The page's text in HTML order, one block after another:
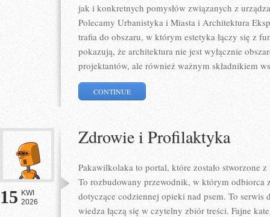
jak i konkretnych pomysłów związanych z
Polecamy Urbanistyka i Miasta i Architektura
trafia do obszaru, w którym estetyka łączy się z
pokazują, że architektura nie jest wyłącznie
projektantów, ale również ważnym składnikiem
CONTINUE
15 KWI
2026
Zdrowie i Profilaktyka
Pakawilkolaka to portal, które zostało stworzone
To rozbudowany przewodnik, w którym odbiorca
dotyczące codziennej opieki nad psem. To serwis
wiedza łączą się w czytelny zbiór treści. Fajne